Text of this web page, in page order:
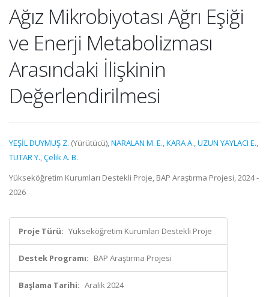
Ağız Mikrobiyotası Ağrı Eşiği
ve Enerji Metabolizması
Arasındaki İlişkinin
Değerlendirilmesi
YEŞİL DUYMUŞ Z. (Yürütücü),NARALAN M. E.,KARA A.,UZUN YAYLACI E.,
TUTAR Y.,Çelik A. B.
Yükseköğretim Kurumları Destekli Proje, BAP Araştırma Projesi, 2024 -
2026
Proje Türü: Yükseköğretim Kurumları Destekli Proje
Destek Programı: BAP Araştırma Projesi
Başlama Tarihi: Aralık 2024